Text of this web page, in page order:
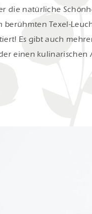
die natürliche
berühmten Texel-
Es gibt auch
einen